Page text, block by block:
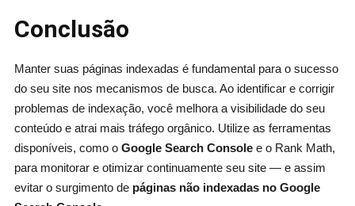
Conclusão
Manter suas páginas indexadas é fundamental para o sucesso
do seu site nos mecanismos de busca. Ao identificar e corrigir
problemas de indexação, você melhora a visibilidade do seu
conteúdo e atrai mais tráfego orgânico. Utilize as ferramentas
disponíveis, como o Google Search Consolee o Rank Math,
para monitorar e otimizar continuamente seu site — e assim
evitar o surgimento de páginas não indexadas no Google